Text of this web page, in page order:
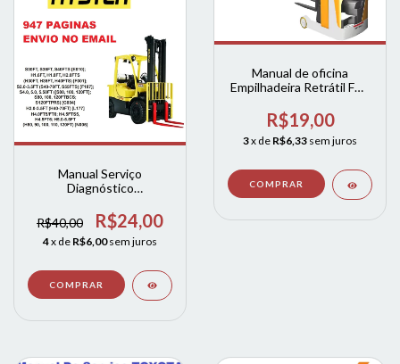
Manual Serviço
Diagnóstico
Paginas
R$40,00 R$24,00
4x de R$6,00 sem juros
Manual de oficina
Empilhadeira Retrátil FM-
R$19,00
3x de R$6,33 sem juros